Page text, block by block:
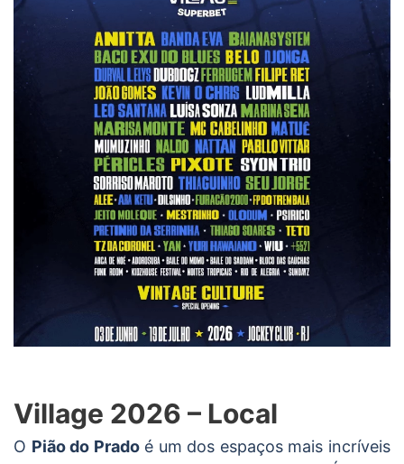
Village 2026 – Local
O Pião do Pradoé um dos espaços mais incríveis